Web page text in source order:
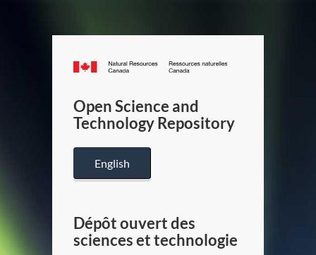
Canada.ca
/
Canada
Open Science and
Technology Repository
English
Dépôt ouvert des
sciences et technologie